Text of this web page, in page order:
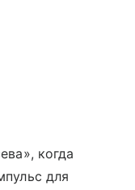
когда
для